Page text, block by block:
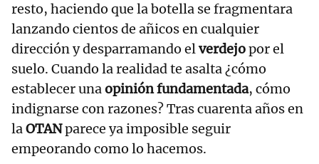
resto, haciendo que la botella se fragmentara
lanzando cientos de añicos en cualquier
dirección y desparramando elverdejopor el
suelo. Cuando la realidad te asalta ¿cómo
establecer unaopinión fundamentada, cómo
indignarse con razones? Tras cuarenta años en
laOTANparece ya imposible seguir
empeorando como lo hacemos.